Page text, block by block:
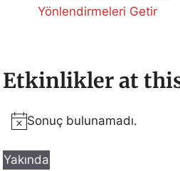
Yönlendirmeleri Getir
Etkinlikler at
N
o
t
Sonuç bulunamadı.
Yakında